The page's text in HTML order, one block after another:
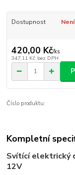
Dostupnost
420,00 Kč/ks
347,11 Kč bez DPH
Číslo produktu:
Kompletní
Svítící elektrický
12V